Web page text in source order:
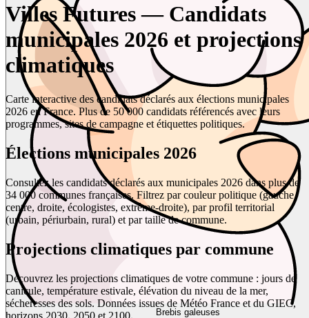
Brebis galeuses
Villes Futures — Candidats
municipales 2026 et projections
climatiques
Carte interactive des candidats déclarés aux élections municipales
2026 en France. Plus de 50 000 candidats référencés avec leurs
programmes, sites de campagne et étiquettes politiques.
Élections municipales 2026
Consultez les candidats déclarés aux municipales 2026 dans plus de
34 000 communes françaises. Filtrez par couleur politique (gauche,
centre, droite, écologistes, extrême-droite), par profil territorial
(urbain, périurbain, rural) et par taille de commune.
Projections climatiques par commune
Découvrez les projections climatiques de votre commune : jours de
canicule, température estivale, élévation du niveau de la mer,
sécheresses des sols. Données issues de Météo France et du GIEC,
horizons 2030, 2050 et 2100.